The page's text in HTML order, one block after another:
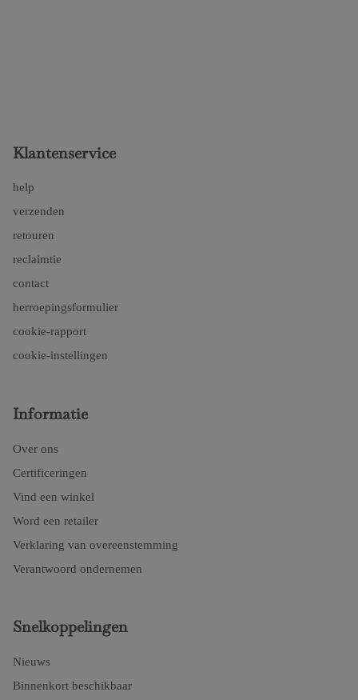
Klantenservice
help
verzenden
retouren
reclaimtie
contact
herroepingsformulier
cookie-rapport
cookie-instellingen
Informatie
Over ons
Certificeringen
Vind een winkel
Word een retailer
Verklaring van overeenstemming
Verantwoord ondernemen
Snelkoppelingen
Nieuws
Binnenkort beschikbaar